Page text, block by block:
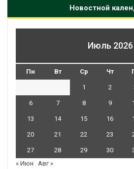
Новостной
Июль 2026
Пн Вт Ср Чт
1 2
6 7 8 9
13 14 15 16
20 21 22 23
27 28 29 30
« Июн
Авг »